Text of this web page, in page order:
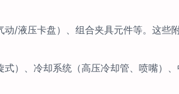
/液压卡盘）、组合夹具元件等。这些
）、冷却系统（高压冷却管、喷嘴）